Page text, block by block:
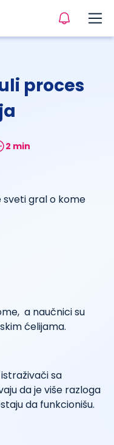
proces
2 min
gral o kome
a naučnici su
ćelijama.
sa
da je više razloga
da funkcionišu.